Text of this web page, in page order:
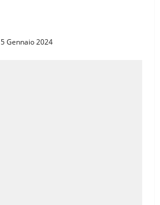
5 Gennaio 2024